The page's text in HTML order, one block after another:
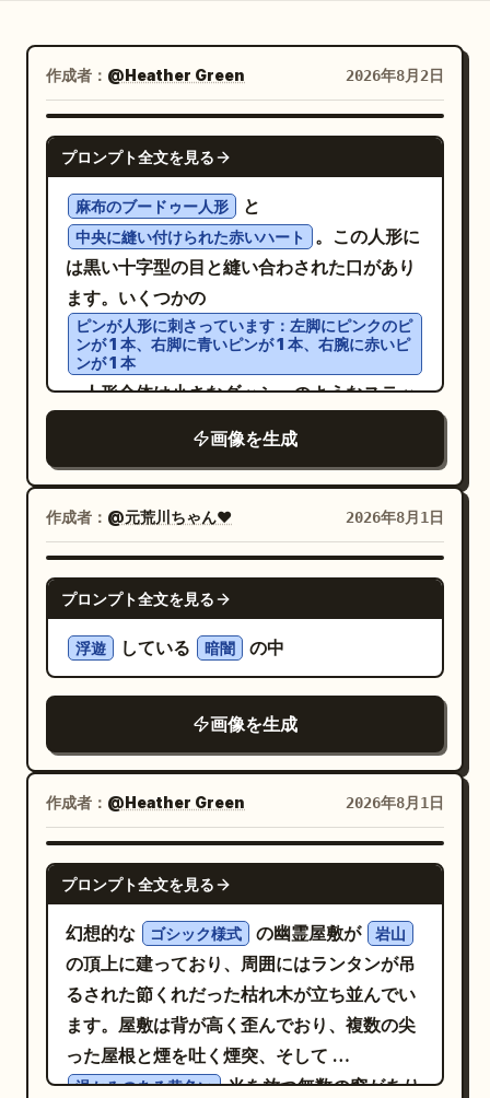
作成者： @Heather Green 2026年8月2日
NANO BANANA PRO
プロンプト全文を見る
麻布のブードゥー人形 と
中央に縫い付けられた赤いハート
。この人形に
は黒い十字型の目と縫い合わされた口があり
ます。いくつかの
ピンが人形に刺さっています：左脚にピンクのピ
ンが 1 本、右脚に青いピンが 1 本、右腕に赤いピ
ンが 1 本
。人形全体は小さなダッシュのようなステッ
画像を生成
作成者： @元荒川ちゃん❤ 2026年8月1日
NANO BANANA PRO
プロンプト全文を見る
浮遊 している 暗闇 の中
画像を生成
作成者： @Heather Green 2026年8月1日
NANO BANANA PRO
プロンプト全文を見る
幻想的な ゴシック様式 の幽霊屋敷が 岩山
の頂上に建っており、周囲にはランタンが吊
るされた節くれだった枯れ木が立ち並んでい
ます。屋敷は背が高く歪んでおり、複数の尖
った屋根と煙を吐く煙突、そして
温かみのある黄色い 光を放つ無数の窓があり